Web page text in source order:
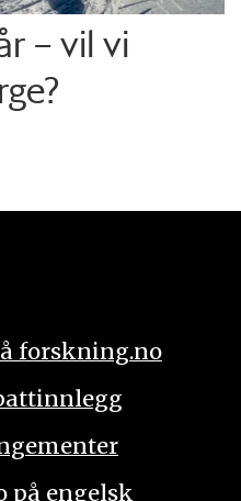
– vil vi
forskning.no
på engelsk